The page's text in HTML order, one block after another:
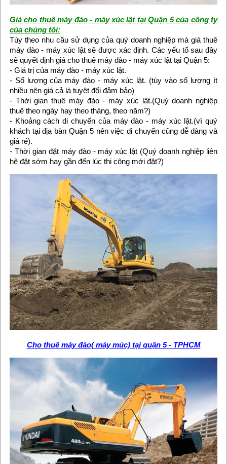
Giá cho thuê máy đào - máy xúc lật tại Quận 5 của công ty
của chúng tôi:
Tùy theo nhu cầu sử dụng của quý doanh nghiệp mà giá thuê
máy đào - máy xúc lật sẽ được xác định. Các yếu tố sau đây
sẽ quyết định giá cho thuê máy đào - máy xúc lật tại Quận 5:
- Giá trị của máy đào - máy xúc lật.
- Số lượng của máy đào - máy xúc lật. (tùy vào số lượng ít
nhiều nên giá cả là tuyệt đối đảm bảo)
- Thời gian thuê máy đào - máy xúc lật.(Quý doanh nghiệp
thuê theo ngày hay theo tháng, theo năm?)
- Khoảng cách di chuyển của máy đào - máy xúc lật.(vì quý
khách tại địa bàn Quận 5 nên việc di chuyển cũng dễ dàng và
giá rẻ).
- Thời gian đặt máy đào - máy xúc lật (Quý doanh nghiệp liên
hệ đặt sớm hay gần đến lúc thi công mới đặt?)
Cho thuê máy đào( máy múc) tại quận 5 - TPHCM